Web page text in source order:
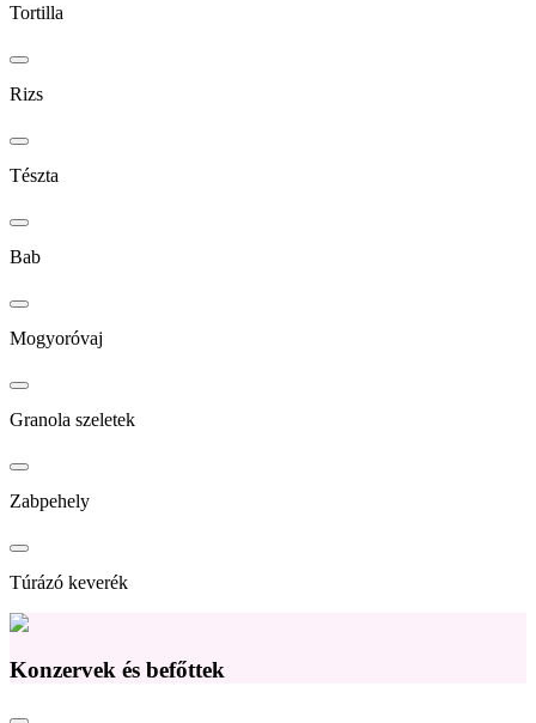
Tortilla
Rizs
Tészta
Bab
Mogyoróvaj
Granola szeletek
Zabpehely
Túrázó keverék
Konzervek és befőttek